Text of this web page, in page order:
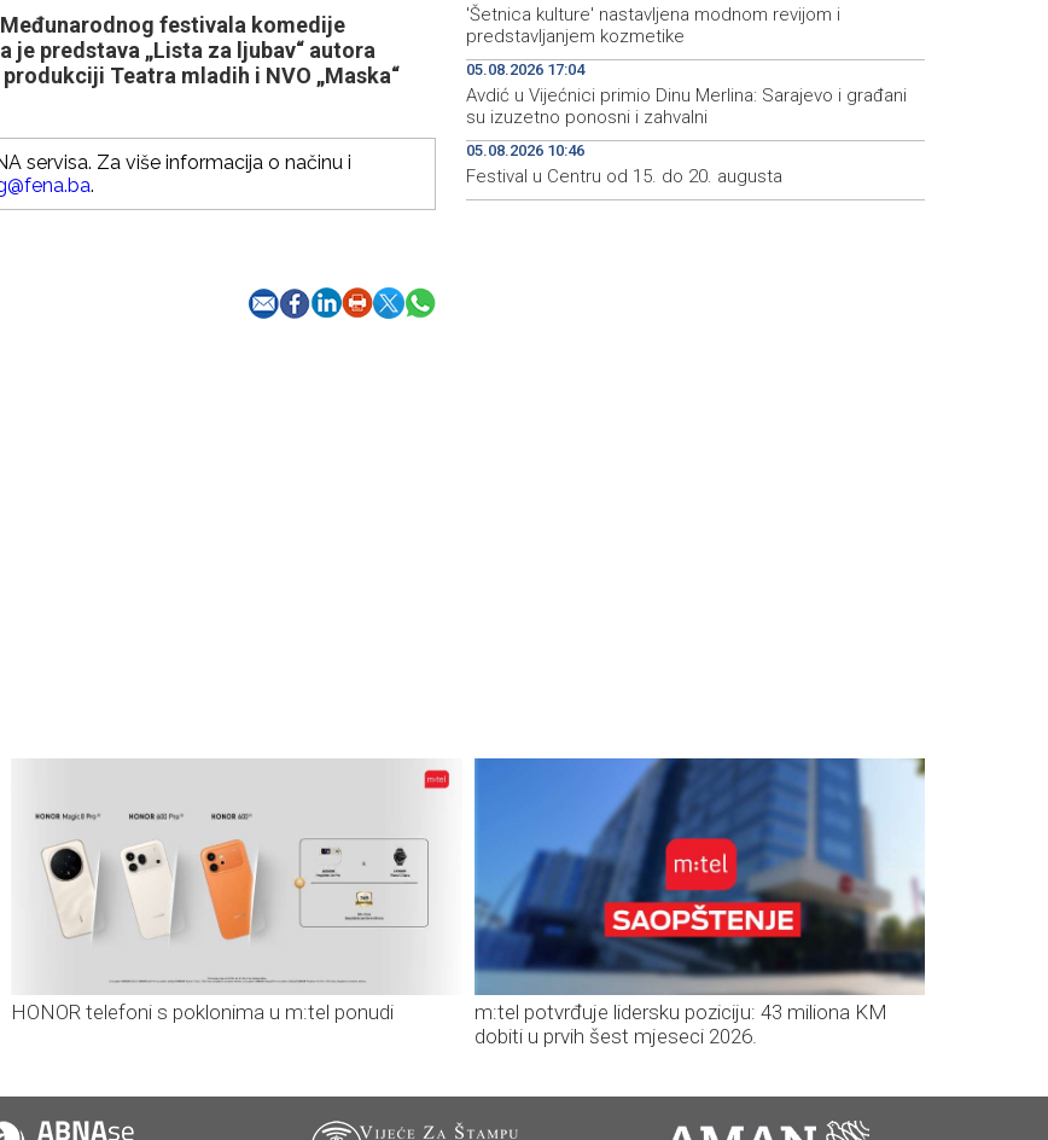
Međunarodnog festivala komedije
predstava „Lista za ljubav“ autora
Teatra mladih i NVO „Maska“
servisa. Za više informacija o načinu i
.
'Šetnica kulture' nastavljena modnom revijom i
predstavljanjem kozmetike
05.08.2026 17:04
Avdić u Vijećnici primio Dinu Merlina: Sarajevo i građani
su izuzetno ponosni i zahvalni
05.08.2026 10:46
Festival u Centru od 15. do 20. augusta
HONOR telefoni s poklonima u m:tel ponudi
m:tel potvrđuje lidersku poziciju: 43 miliona KM
dobiti u prvih šest mjeseci 2026.